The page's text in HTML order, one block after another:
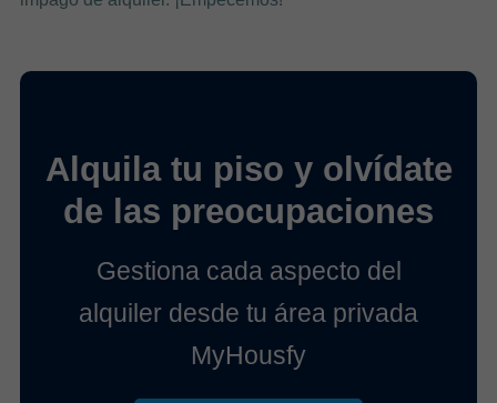
Alquila tu piso y olvídate
de las preocupaciones
Gestiona cada aspecto del
alquiler desde tu área privada
MyHousfy